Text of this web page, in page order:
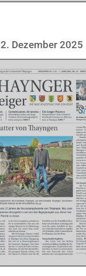
2. Dezember 2025